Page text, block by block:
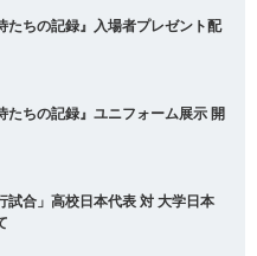
たちの記録』入場者プレゼント配
たちの記録』ユニフォーム展示 開
試合」高校日本代表 対 大学日本